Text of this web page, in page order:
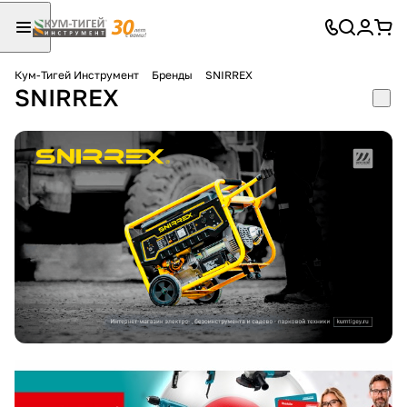
Кум-Тигей Инструмент Бренды SNIRREX
SNIRREX
Для клиентов всех банков
Разбейте
оплатуна части
без переплат
График платежей
Сегодня